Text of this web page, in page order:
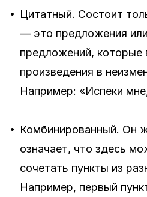
• Цитатный. Состоит
— это предложения
предложений, которые
произведения в
Например: «Испеки
• Комбинированный. Он
означает, что здесь
сочетать пункты из
Например, первый